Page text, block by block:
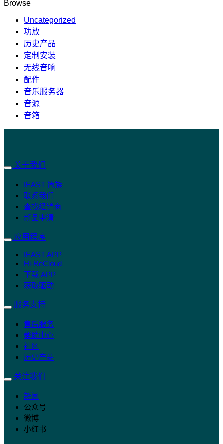
Browse
Uncategorized
功放
历史产品
定制安装
无线音响
配件
音乐服务器
音源
音箱
关于我们
IEAST 简族
联系我们
查找经销商
新品申请
应用程序
IEAST APP
Hi-ReCloud
下载 APP
获取驱动
服务支持
售后服务
帮助中心
社区
历史产品
关注我们
新闻
公众号
微博
小红书